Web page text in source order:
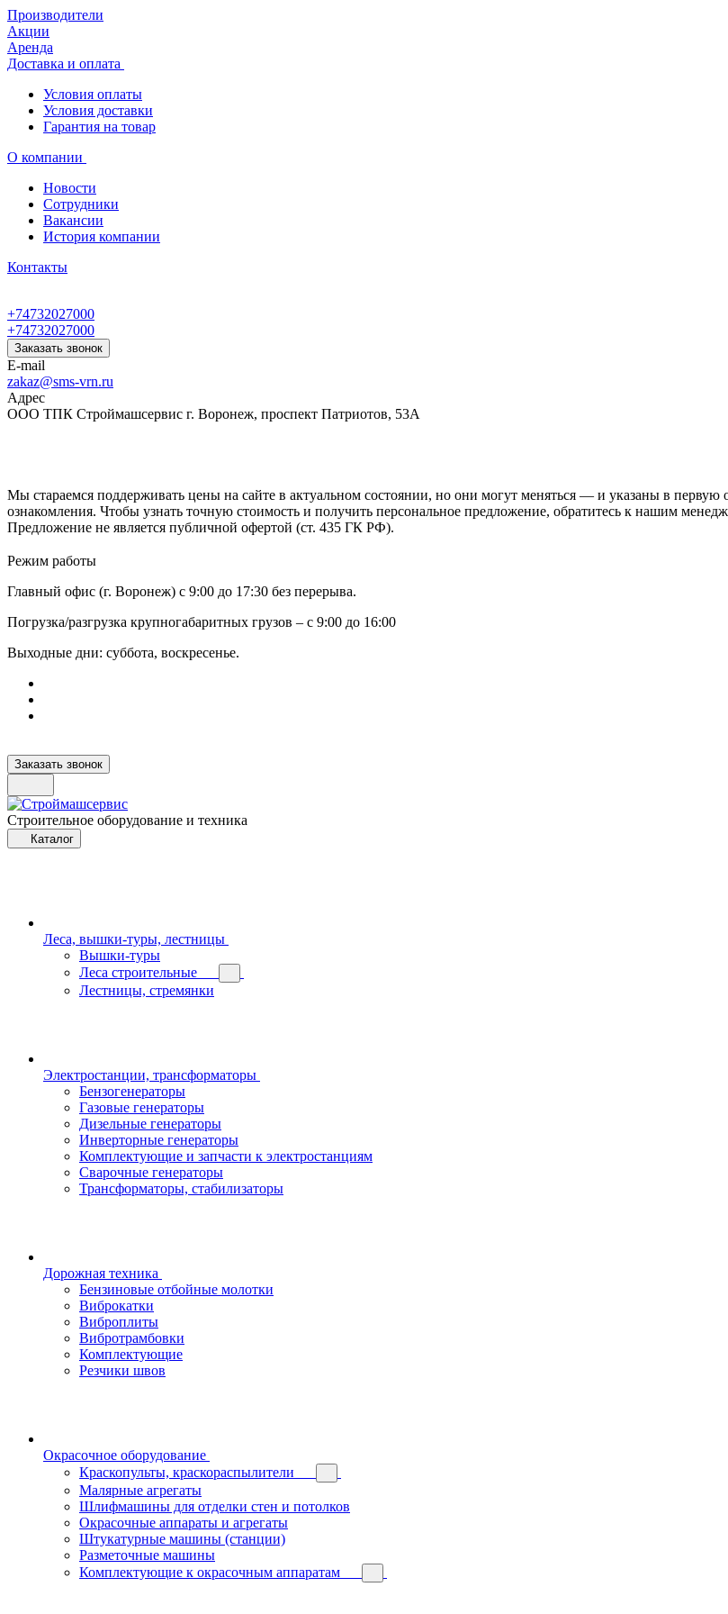
Производители
Акции
Аренда
Доставка и оплата
Условия оплаты
Условия доставки
Гарантия на товар
О компании
Новости
Сотрудники
Вакансии
История компании
Контакты
+74732027000
+74732027000
Заказать звонок
E-mail
zakaz@sms-vrn.ru
Адрес
ООО ТПК Строймашсервис г. Воронеж, проспект Патриотов, 53А
Мы стараемся поддерживать цены на сайте в актуальном состоянии, но они могут меняться — и указаны в первую
ознакомления. Чтобы узнать точную стоимость и получить персональное предложение, обратитесь к нашим
Предложение не является публичной офертой (ст. 435 ГК РФ).
Режим работы
Главный офис (г. Воронеж) с 9:00 до 17:30 без перерыва.
Погрузка/разгрузка крупногабаритных грузов – с 9:00 до 16:00
Выходные дни: суббота, воскресенье.
Заказать звонок
Строительное оборудование и техника
Каталог
Леса, вышки-туры, лестницы
Вышки-туры
Леса строительные
Лестницы, стремянки
Электростанции, трансформаторы
Бензогенераторы
Газовые генераторы
Дизельные генераторы
Инверторные генераторы
Комплектующие и запчасти к электростанциям
Сварочные генераторы
Трансформаторы, стабилизаторы
Дорожная техника
Бензиновые отбойные молотки
Виброкатки
Виброплиты
Вибротрамбовки
Комплектующие
Резчики швов
Окрасочное оборудование
Краскопульты, краскораспылители
Малярные агрегаты
Шлифмашины для отделки стен и потолков
Окрасочные аппараты и агрегаты
Штукатурные машины (станции)
Разметочные машины
Комплектующие к окрасочным аппаратам